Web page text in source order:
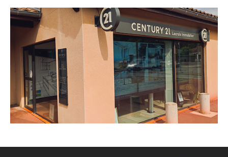
CENTURY 21 Lacroix Immobilier
Centre Cial "Verte Campagne"
LACROIX FALGARDE - 31120
Envoyer un message
Téléphoner à l'agence